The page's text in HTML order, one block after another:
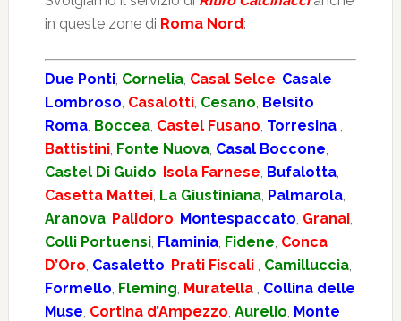
in queste zone di Roma Nord:
Due Ponti, Cornelia, Casal Selce, Casale
Lombroso, Casalotti, Cesano, Belsito
Roma, Boccea, Castel Fusano, Torresina ,
Battistini, Fonte Nuova, Casal Boccone,
Castel Di Guido, Isola Farnese, Bufalotta,
Casetta Mattei, La Giustiniana, Palmarola,
Aranova, Palidoro, Montespaccato, Granai,
Colli Portuensi, Flaminia, Fidene, Conca
D’Oro, Casaletto, Prati Fiscali , Camilluccia,
Formello, Fleming, Muratella , Collina delle
Muse, Cortina d’Ampezzo, Aurelio, Monte